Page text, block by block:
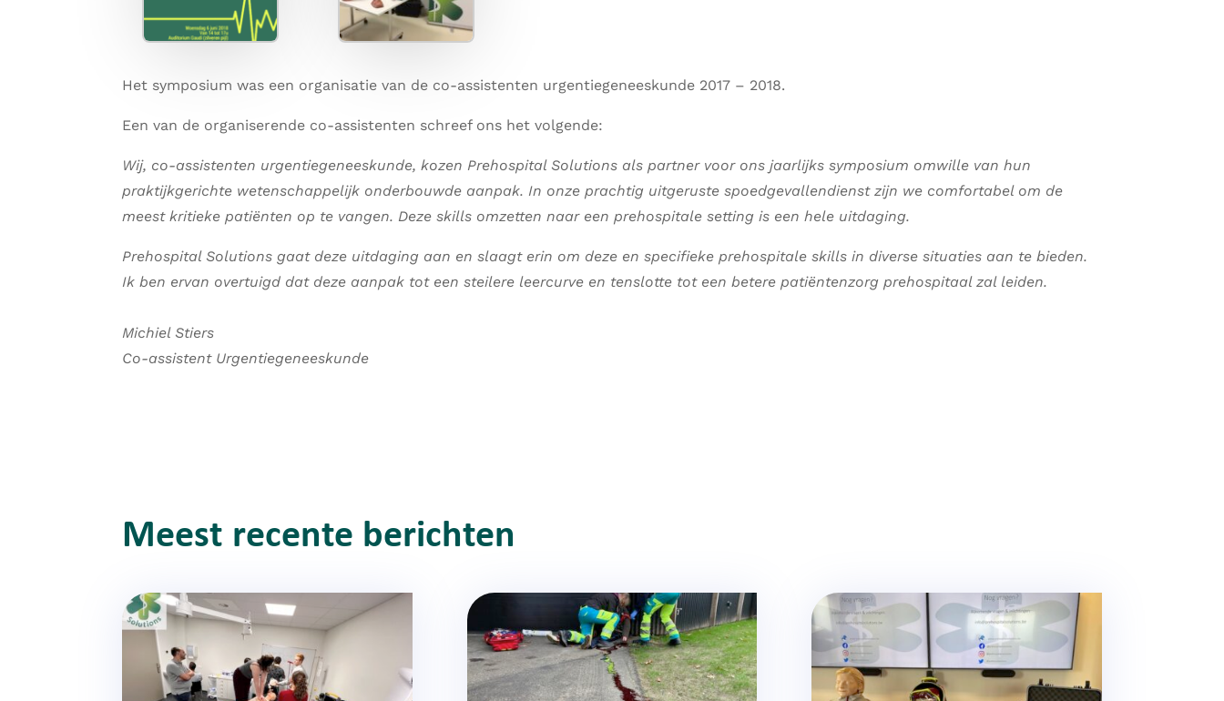
Het symposium was een organisatie van de co-assistenten urgentiegeneeskunde 2017 – 2018.
Een van de organiserende co-assistenten schreef ons het volgende:
Wij, co-assistenten urgentiegeneeskunde, kozen Prehospital Solutions als partner voor ons jaarlijks symposium omwille van hun
praktijkgerichte wetenschappelijk onderbouwde aanpak. In onze prachtig uitgeruste spoedgevallendienst zijn we comfortabel om de
meest kritieke patiënten op te vangen. Deze skills omzetten naar een prehospitale setting is een hele uitdaging.
Prehospital Solutions gaat deze uitdaging aan en slaagt erin om deze en specifieke prehospitale skills in diverse situaties aan te bieden.
Ik ben ervan overtuigd dat deze aanpak tot een steilere leercurve en tenslotte tot een betere patiëntenzorg prehospitaal zal leiden.
Michiel Stiers
Co-assistent Urgentiegeneeskunde
Meest recente berichten